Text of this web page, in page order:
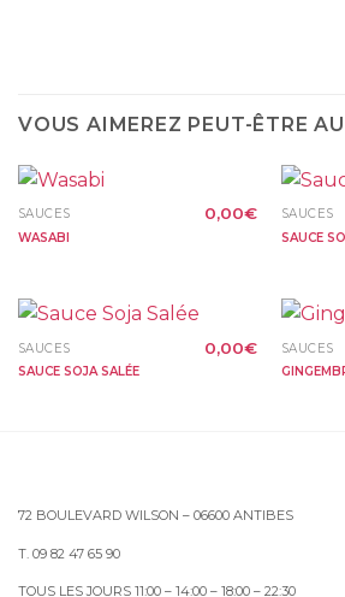
VOUS AIMEREZ PEUT-ÊTRE
SAUCES
WASABI
0,00€
SAUCES
SAUCE
SAUCES
SAUCE SOJA SALÉE
0,00€
SAUCES
72 BOULEVARD WILSON – 06600 ANTIBES
T. 09 82 47 65 90
TOUS LES JOURS 11:00 – 14:00 – 18:00 – 22:30